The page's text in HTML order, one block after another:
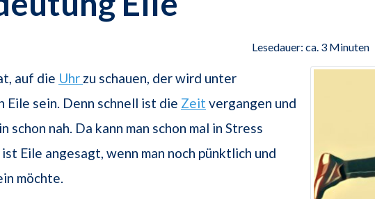
Lesedauer: ca. 3 Minuten
auf die Uhr zu schauen, der wird unter
Eile sein. Denn schnell ist die Zeit vergangen und
schon nah. Da kann man schon mal in Stress
Eile angesagt, wenn man noch pünktlich und
möchte.